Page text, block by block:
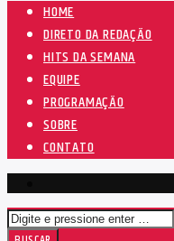
HOME
DIRETO DA REDAÇÃO
HITS DA SEMANA
EQUIPE
PROGRAMAÇÃO
SOBRE
CONTATO